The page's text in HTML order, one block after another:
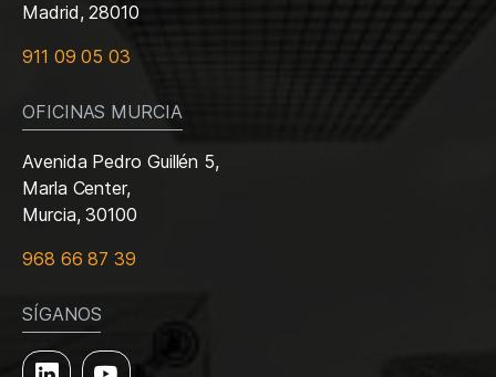
Madrid, 28010
911 09 05 03
OFICINAS MURCIA
Avenida Pedro Guillén 5,
Marla Center,
Murcia, 30100
968 66 87 39
SÍGANOS